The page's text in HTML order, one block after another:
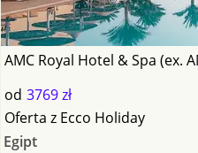
AMC Royal Hotel & Spa (ex.
od 3769 zł
Oferta z Ecco Holiday
Egipt